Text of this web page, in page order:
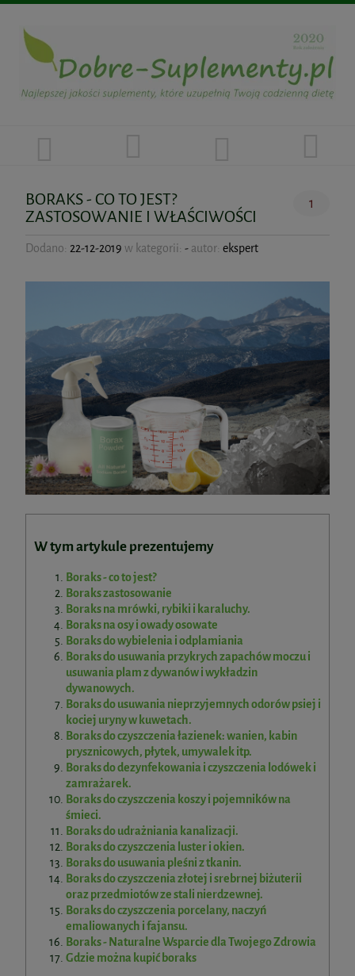
BORAKS - CO TO JEST?
ZASTOSOWANIE I WŁAŚCIWOŚCI
1
Dodano: 22-12-2019 w kategorii: - autor: ekspert
W tym artykule prezentujemy
Boraks - co to jest?
Boraks zastosowanie
Boraks na mrówki, rybiki i karaluchy.
Boraks na osy i owady osowate
Boraks do wybielenia i odplamiania
Boraks do usuwania przykrych zapachów moczu i
usuwania plam z dywanów i wykładzin
dywanowych.
Boraks do usuwania nieprzyjemnych odorów psiej i
kociej uryny w kuwetach.
Boraks do czyszczenia łazienek: wanien, kabin
prysznicowych, płytek, umywalek itp.
Boraks do dezynfekowania i czyszczenia lodówek i
zamrażarek.
Boraks do czyszczenia koszy i pojemników na
śmieci.
Boraks do udrażniania kanalizacji.
Boraks do czyszczenia luster i okien.
Boraks do usuwania pleśni z tkanin.
Boraks do czyszczenia złotej i srebrnej biżuterii
oraz przedmiotów ze stali nierdzewnej.
Boraks do czyszczenia porcelany, naczyń
emaliowanych i fajansu.
Boraks - Naturalne Wsparcie dla Twojego Zdrowia
Gdzie można kupić boraks